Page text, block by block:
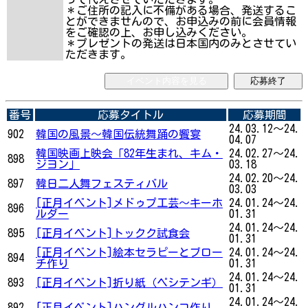
＊ご住所の記入に不備がある場合、発送するこ
とができませんので、お申込みの前に会員情報
をご確認の上、お申し込みください。
＊プレゼントの発送は日本国内のみとさせてい
ただきます。
応募終了
番号 応募タイトル
応募期間
902
韓国の風景～韓国伝統舞踊の饗宴
24.03.12～24.
04.07
898
韓国映画上映会「82年生まれ、キム・
ジヨン」
24.02.27～24.
03.18
897
韓日二人舞フェスティバル
24.02.20～24.
03.03
896
[正月イベント]メドゥプ工芸～キーホ
ルダー
24.01.24～24.
01.31
895
[正月イベント]トックク試食会
24.01.24～24.
01.31
894
[正月イベント]絵本セラピーとブロー
チ作り
24.01.24～24.
01.31
893
[正月イベント]折り紙（ペシテンギ）
24.01.24～24.
01.31
24.01.24～24.